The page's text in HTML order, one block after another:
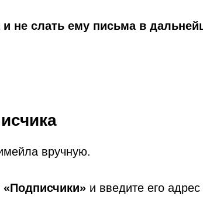
и не слать ему письма в
вручную.
«Подписчики» и введите его